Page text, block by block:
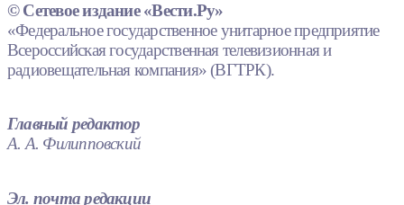
© Сетевое издание «Вести.Ру»
«Федеральное государственное унитарное предприятие
Всероссийская государственная телевизионная и
радиовещательная компания» (ВГТРК).
Главный редактор
А. А. Филипповский
Эл. почта редакции